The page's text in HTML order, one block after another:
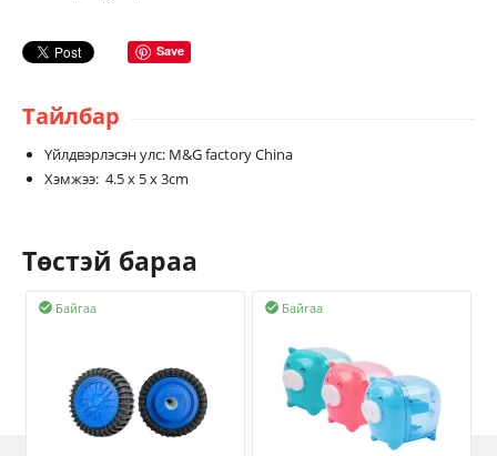
Save
Тайлбар
Үйлдвэрлэсэн улс: M&G factory China
Хэмжээ: 4.5 x 5 x 3cm
Төстэй бараа
Байгаа
 Байгаа
